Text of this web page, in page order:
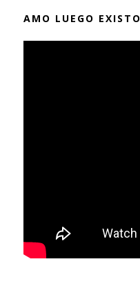
AMO LUEGO EXISTO